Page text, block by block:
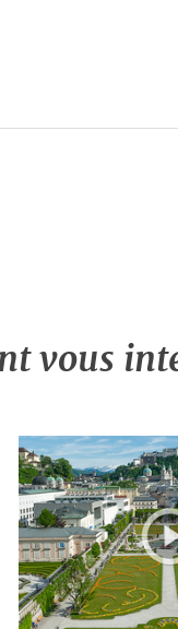
vous